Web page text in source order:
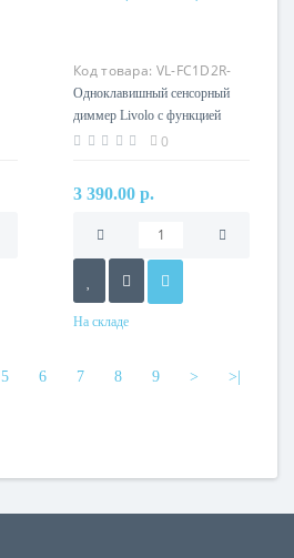
Код товара: VL-FC1D2R-
2G
Одноклавишный сенсорный
диммер Livolo с функцией
радиоуправления (механизм)
0
3 390.00 р.
На складе
5 6 7 8 9 > >|